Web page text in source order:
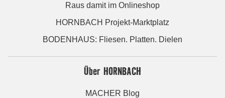
Raus damit im Onlineshop
HORNBACH Projekt-Marktplatz
BODENHAUS: Fliesen. Platten. Dielen
Über HORNBACH
MACHER Blog